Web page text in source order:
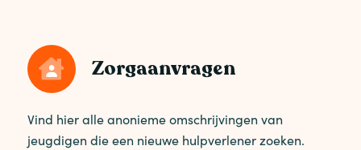
Zorgaanvragen
Vind hier alle anonieme omschrijvingen van
jeugdigen die een nieuwe hulpverlener zoeken.